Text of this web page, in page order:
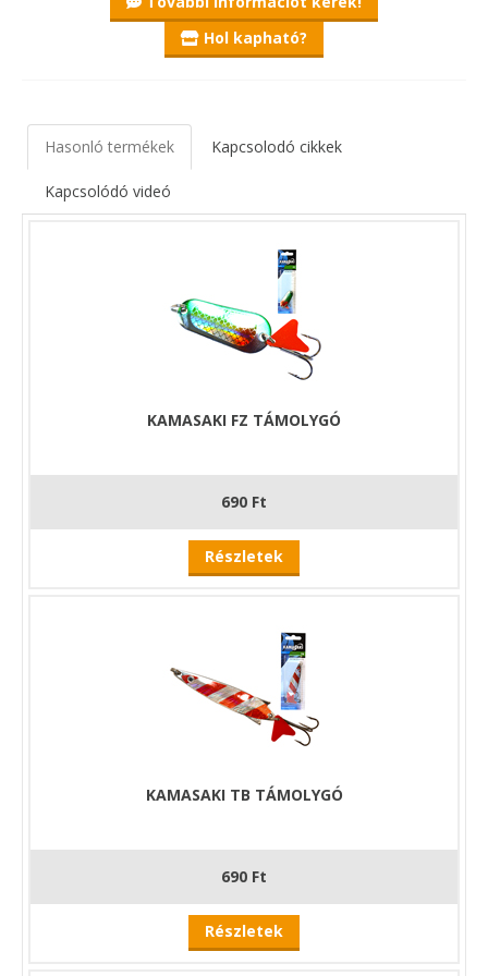
fényvisszaverős rész fokozza, melyből a hátoldali megegyező
mindegyiken, az előlapi pedig a feltüntetett színt tartalmazza.
Hol kapható?
Hasonló termékek Kapcsolodó cikkek
Kapcsolódó videó
KAMASAKI FZ TÁMOLYGÓ
690 Ft
Részletek
KAMASAKI TB TÁMOLYGÓ
690 Ft
Részletek